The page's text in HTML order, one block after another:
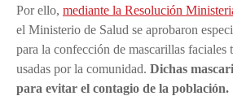
Por ello, mediante la Resolución
el Ministerio de Salud se aprobaron
para la confección de mascarillas faciales
usadas por la comunidad. Dichas
para evitar el contagio de la población.